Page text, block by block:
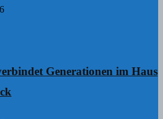
Generationen im Haus